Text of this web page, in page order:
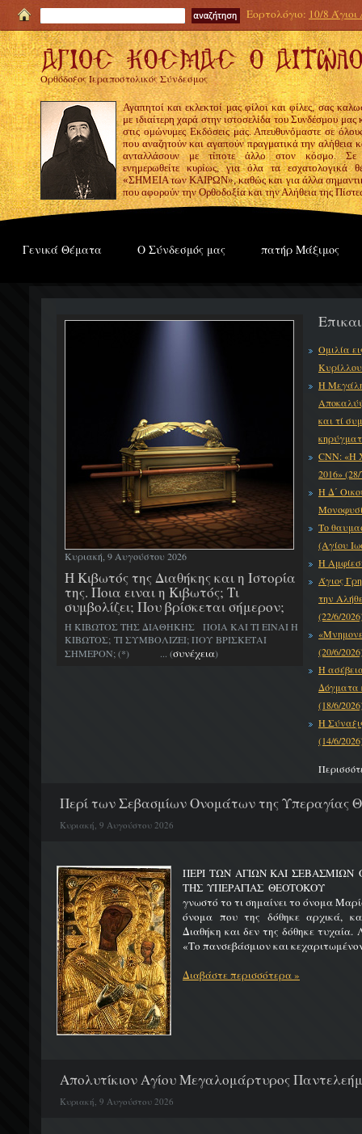
Εορτολόγιο: 10/8
Ορθόδοξος Ιεραποστολικός Σύνδεσμος
Αγαπητοί και εκλεκτοί μας φίλοι και φίλες, σας
με ιδιαίτερη χαρά στην ιστοσελίδα του Συνδέσμου μας
στις ομώνυμες Εκδόσεις μας. Απευθυνόμαστε σε
που αναζητούν και αγαπούν πραγματικά την αλήθεια
ανταλλάσουν με τίποτε άλλο στον κόσμο.
ενημερωθείτε κυρίως, για όλα τα εσχατολογικά
«ΣΗΜΕΙΑ των ΚΑΙΡΩΝ», καθώς και για άλλα
που αφορούν την Ορθοδοξία και την Αλήθεια της
Γενικά Θέματα Ο Σύνδεσμός μας πατήρ Μάξιμος
Κυριακή, 9 Αυγούστου 2026
H Κιβωτός της Διαθήκης και η Ιστορία
της. Ποια ειναι η Κιβωτός; Τι
συμβολίζει; Που βρίσκεται σήμερον;
Η ΚΙΒΩΤΟΣ ΤΗΣ ΔΙΑΘΗΚΗΣ ΠΟΙΑ ΚΑΙ ΤΙ ΕΙΝΑΙ Η
ΚΙΒΩΤΟΣ; ΤΙ ΣΥΜΒΟΛΙΖΕΙ; ΠΟΥ ΒΡΙΣΚΕΤΑΙ
ΣΗΜΕΡΟΝ; (*) ... (συνέχεια)
Ομιλία
Η Μεγάλη
και τί
CNN: «Η
2016»
Η Δ΄
Το
(Αγίου
Η
Άγιος
την
(22/6/
(20/6/
Η
Δόγματα
(18/6/
Η
(14/6/
Περί των Σεβασμίων Ονομάτων της Υπεραγίας
Κυριακή, 9 Αυγούστου 2026
ΠΕΡΙ ΤΩΝ ΑΓΙΩΝ ΚΑΙ
ΤΗΣ ΥΠΕΡΑΓΙΑΣ ΘΕΟΤΟΚΟΥ
γνωστό το τι σημαίνει το όνομα
όνομα που της δόθηκε αρχικά,
Διαθήκη και δεν της δόθηκε τυχαία.
«Το πανσεβάσμιον και
Διαβάστε περισσότερα »
Απολυτίκιον Αγίου Μεγαλομάρτυρος
Κυριακή, 9 Αυγούστου 2026